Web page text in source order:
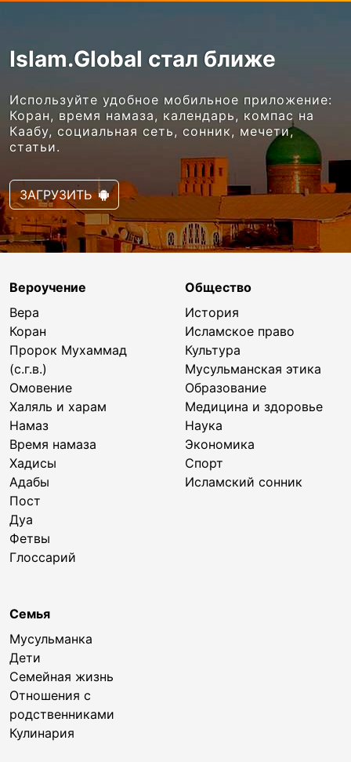
Islam.Global стал ближе
Используйте удобное мобильное приложение:
Коран, время намаза, календарь, компас на
Каабу, социальная сеть, сонник, мечети,
статьи.
ЗАГРУЗИТЬ
Вероучение
Вера
Коран
Пророк Мухаммад
(с.г.в.)
Омовение
Халяль и харам
Намаз
Время намаза
Хадисы
Адабы
Пост
Дуа
Фетвы
Глоссарий
Общество
История
Исламское право
Культура
Мусульманская этика
Образование
Медицина и здоровье
Наука
Экономика
Спорт
Исламский сонник
Семья
Мусульманка
Дети
Семейная жизнь
Отношения с
родственниками
Кулинария